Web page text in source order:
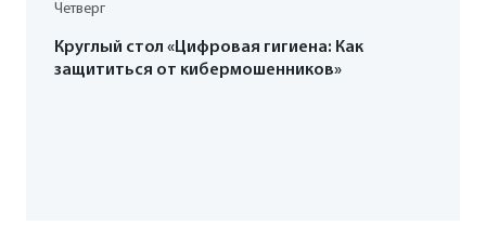
Четверг
Круглый стол «Цифровая гигиена: Как
защититься от кибермошенников»